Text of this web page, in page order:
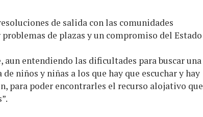
de salida con las comunidades
de plazas y un compromiso del Estado
entendiendo las dificultades para buscar una
niños y niñas a los que hay que escuchar y hay
para poder encontrarles el recurso alojativo que